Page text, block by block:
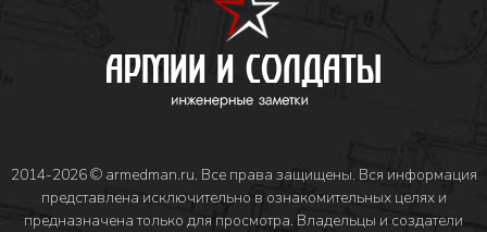
2014-2026 © armedman.ru. Все права защищены. Вся информация
представлена исключительно в ознакомительных целях и
предназначена только для просмотра. Владельцы и создатели